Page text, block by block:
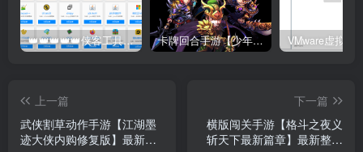
👑👑👑👑👑侠客工具箱移动版👑👑👑👑👑 卡牌回合手游【少年三国志红将版】最新整理Linux手工服务端+懒人助手+安卓客户端+GM后台+搭建教程
上一篇
武侠割草动作手游【江湖墨
迹大侠内购修复版】最新整
下一篇
横版闯关手游【格斗之夜义
斩天下最新篇章】最新整理